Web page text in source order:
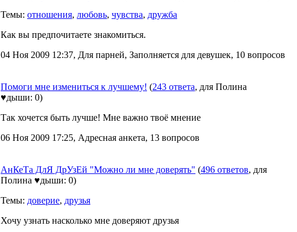
Темы: отношения, любовь, чувства, дружба
Как вы предпочитаете знакомиться.
04 Ноя 2009 12:37, Для парней, Заполняется для девушек, 10 вопросов
Помоги мне измениться к лучшему! (243 ответа, для Полина
♥дыши: 0)
Так хочется быть лучше! Мне важно твоё мнение
06 Ноя 2009 17:25, Адресная анкета, 13 вопросов
АнКеТа ДлЯ ДрУзЕй "Можно ли мне доверять" (496 ответов, для
Полина ♥дыши: 0)
Темы: доверие, друзья
Хочу узнать насколько мне доверяют друзья